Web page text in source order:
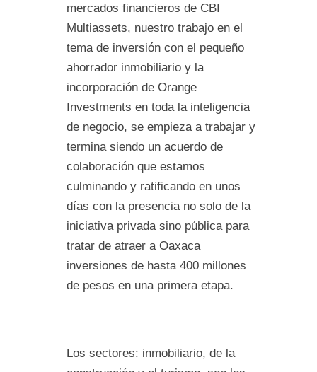
mercados financieros de CBI
Multiassets, nuestro trabajo en el
tema de inversión con el pequeño
ahorrador inmobiliario y la
incorporación de Orange
Investments en toda la inteligencia
de negocio, se empieza a trabajar y
termina siendo un acuerdo de
colaboración que estamos
culminando y ratificando en unos
días con la presencia no solo de la
iniciativa privada sino pública para
tratar de atraer a Oaxaca
inversiones de hasta 400 millones
de pesos en una primera etapa.
Los sectores: inmobiliario, de la